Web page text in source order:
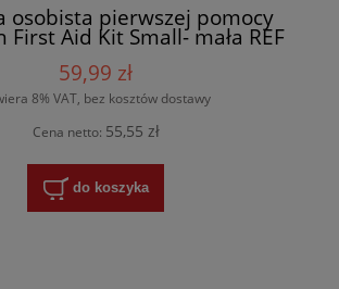
osobista pierwszej pomocy
Aid Kit Small- mała REF
59,99 zł
8% VAT, bez kosztów dostawy
Cena netto: 55,55 zł
do koszyka